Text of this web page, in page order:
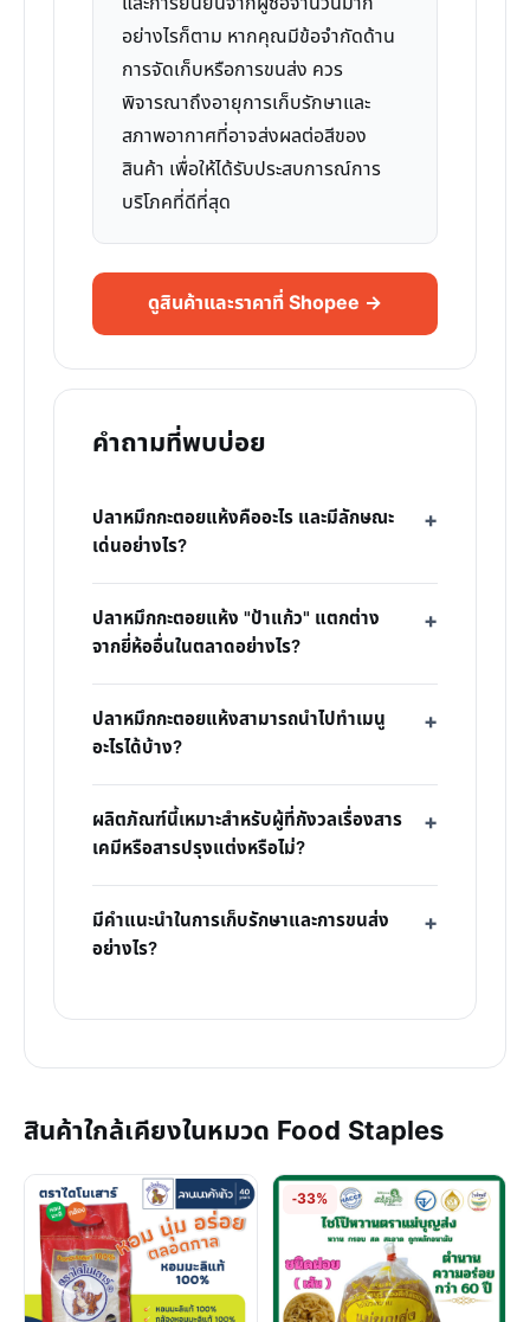
อย่างไรก็ตาม หากคุณมีข้อจำกัดด้าน
การจัดเก็บหรือการขนส่ง ควร
พิจารณาถึงอายุการเก็บรักษาและ
สภาพอากาศที่อาจส่งผลต่อสีของ
สินค้า เพื่อให้ได้รับประสบการณ์การ
บริโภคที่ดีที่สุด
ดูสินค้าและราคาที่ Shopee →
คำถามที่พบบ่อย
ปลาหมึกกะตอยแห้งคืออะไร และมีลักษณะ
เด่นอย่างไร?
ปลาหมึกกะตอยแห้ง "ป้าแก้ว" แตกต่าง
จากยี่ห้ออื่นในตลาดอย่างไร?
ปลาหมึกกะตอยแห้งสามารถนำไปทำเมนู
อะไรได้บ้าง?
ผลิตภัณฑ์นี้เหมาะสำหรับผู้ที่กังวลเรื่องสาร
เคมีหรือสารปรุงแต่งหรือไม่?
มีคำแนะนำในการเก็บรักษาและการขนส่ง
อย่างไร?
สินค้าใกล้เคียงในหมวด Food Staples
-33%